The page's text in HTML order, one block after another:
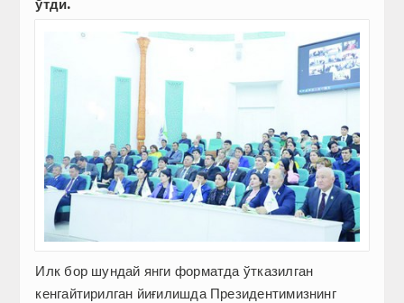
ўтди.
Илк бор шундай янги форматда ўтказилган
кенгайтирилган йиғилишда Президентимизнинг